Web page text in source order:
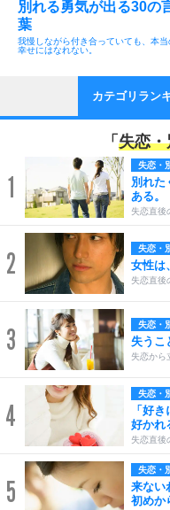
別れる勇気が出る30の
葉
我慢しながら付き合っていても、本当
幸せにはなれない。
カテゴリラン
「 失恋・
1
失恋・
別れた
ある。
失恋直後
2 失恋・
女性は
失恋直後
3 失恋・
失うこ
失恋から
4
失恋・
「好
好かれ
失恋直後
5
失恋・
来ない
初めか